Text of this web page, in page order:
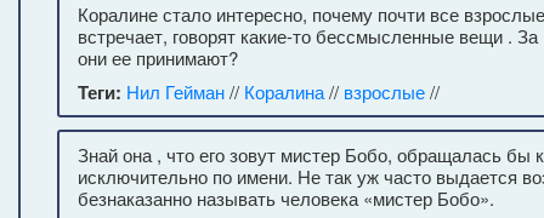
Коралине стало интересно, почему почти все
встречает, говорят какие-то бессмысленные вещи . За
они ее принимают?
Теги: Нил Гейман// Коралина// взрослые//
Знай она , что его зовут мистер Бобо, обращалась бы
исключительно по имени. Не так уж часто выдается
безнаказанно называть человека «мистер Бобо».